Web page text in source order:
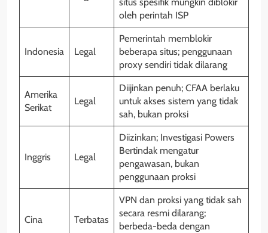
situs spesifik mungkin diblokir
oleh perintah ISP
Indonesia Legal
Pemerintah memblokir
beberapa situs; penggunaan
proxy sendiri tidak dilarang
Amerika
Serikat
Legal
Diijinkan penuh; CFAA berlaku
untuk akses sistem yang tidak
sah, bukan proksi
Inggris Legal
Diizinkan; Investigasi Powers
Bertindak mengatur
pengawasan, bukan
penggunaan proksi
Cina Terbatas
VPN dan proksi yang tidak sah
secara resmi dilarang;
berbeda-beda dengan